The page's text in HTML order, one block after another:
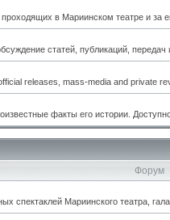
в Мариинском театре и за
статей, публикаций, передач
releases, mass-media and private
факты его истории.
Форум
спектаклей Мариинского театра,